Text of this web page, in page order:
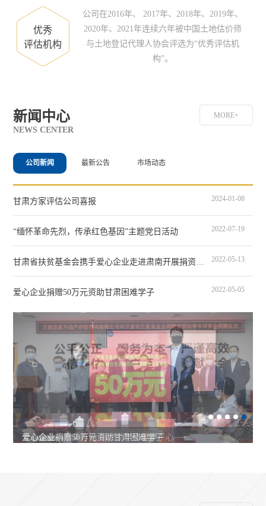
优秀
评估机构
公司在2016年、 2017年、2018年、2019年、
2020年、2021年连续六年被中国土地估价师
与土地登记代理人协会评选为“优秀评估机
构”。
新闻中心
NEWS CENTER
MORE+
公司新闻 最新公告 市场动态
甘肃方家评估公司喜报 2024-01-08
“缅怀革命先烈，传承红色基因”主题党日活动 2022-07-19
甘肃省扶贫基金会携手爱心企业走进肃南开展捐资助
学活动
2022-05-13
爱心企业捐赠50万元资助甘肃困难学子 2022-05-05
爱心企业捐赠50万元资助甘肃困难学子
爱心企业心系桑梓地 捐资助学情暖学子心──甘